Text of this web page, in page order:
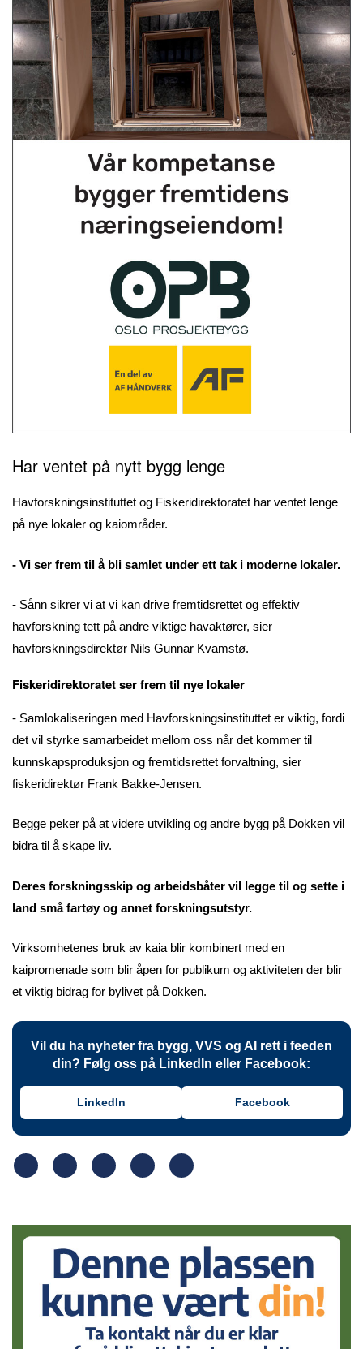
Har ventet på nytt bygg lenge
Havforskningsinstituttet og Fiskeridirektoratet har ventet lenge
på nye lokaler og kaiområder.
- Vi ser frem til å bli samlet under ett tak i moderne lokaler.
- Sånn sikrer vi at vi kan drive fremtidsrettet og effektiv
havforskning tett på andre viktige havaktører, sier
havforskningsdirektør Nils Gunnar Kvamstø.
Fiskeridirektoratet ser frem til nye lokaler
- Samlokaliseringen med Havforskningsinstituttet er viktig, fordi
det vil styrke samarbeidet mellom oss når det kommer til
kunnskapsproduksjon og fremtidsrettet forvaltning, sier
fiskeridirektør Frank Bakke-Jensen.
Begge peker på at videre utvikling og andre bygg på Dokken vil
bidra til å skape liv.
Deres forskningsskip og arbeidsbåter vil legge til og sette i
land små fartøy og annet forskningsutstyr.
Virksomhetenes bruk av kaia blir kombinert med en
kaipromenade som blir åpen for publikum og aktiviteten der blir
et viktig bidrag for bylivet på Dokken.
Vil du ha nyheter fra bygg, VVS og AI rett i feeden
din? Følg oss på LinkedIn eller Facebook:
LinkedIn Facebook